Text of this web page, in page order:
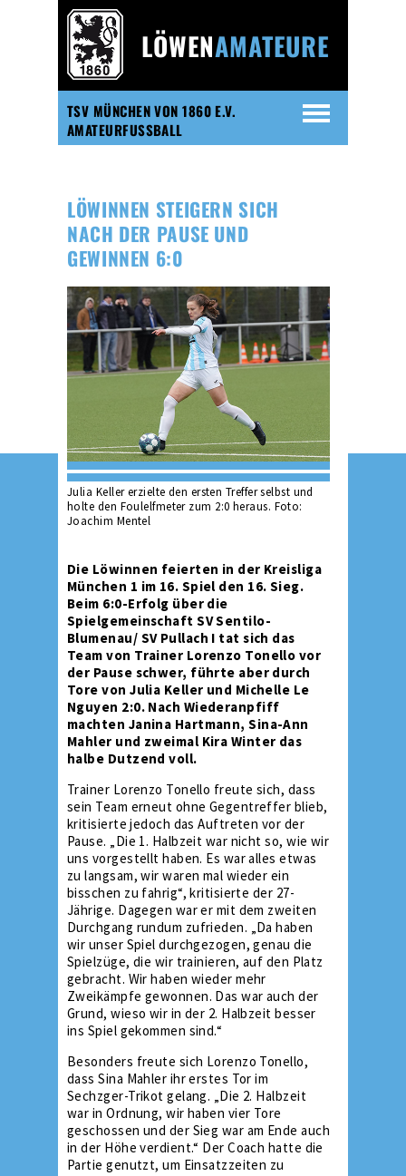
TSV MÜNCHEN VON 1860 E.V.
AMATEURFUSSBALL
LÖWENAMATEURE
LÖWINNEN STEIGERN SICH
NACH DER PAUSE UND
GEWINNEN 6:0
Julia Keller erzielte den ersten Treffer selbst und
holte den Foulelfmeter zum 2:0 heraus. Foto:
Joachim Mentel
Die Löwinnen feierten in der Kreisliga
München 1 im 16. Spiel den 16. Sieg.
Beim 6:0-Erfolg über die
Spielgemeinschaft SV Sentilo-
Blumenau/ SV Pullach I tat sich das
Team von Trainer Lorenzo Tonello vor
der Pause schwer, führte aber durch
Tore von Julia Keller und Michelle Le
Nguyen 2:0. Nach Wiederanpfiff
machten Janina Hartmann, Sina-Ann
Mahler und zweimal Kira Winter das
halbe Dutzend voll.
Trainer Lorenzo Tonello freute sich, dass
sein Team erneut ohne Gegentreffer blieb,
kritisierte jedoch das Auftreten vor der
Pause. „Die 1. Halbzeit war nicht so, wie wir
uns vorgestellt haben. Es war alles etwas
zu langsam, wir waren mal wieder ein
bisschen zu fahrig“, kritisierte der 27-
Jährige. Dagegen war er mit dem zweiten
Durchgang rundum zufrieden. „Da haben
wir unser Spiel durchgezogen, genau die
Spielzüge, die wir trainieren, auf den Platz
gebracht. Wir haben wieder mehr
Zweikämpfe gewonnen. Das war auch der
Grund, wieso wir in der 2. Halbzeit besser
ins Spiel gekommen sind.“
Besonders freute sich Lorenzo Tonello,
dass Sina Mahler ihr erstes Tor im
Sechzger-Trikot gelang. „Die 2. Halbzeit
war in Ordnung, wir haben vier Tore
geschossen und der Sieg war am Ende auch
in der Höhe verdient.“ Der Coach hatte die
Partie genutzt, um Einsatzzeiten zu